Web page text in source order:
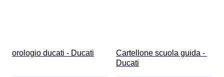
orologio ducati - Ducati
Cartellone scuola guida -
Ducati